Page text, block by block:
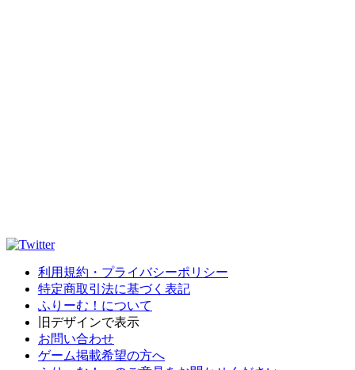
利用規約・プライバシーポリシー
特定商取引法に基づく表記
ふりーむ！について
旧デザインで表示
お問い合わせ
ゲーム掲載希望の方へ